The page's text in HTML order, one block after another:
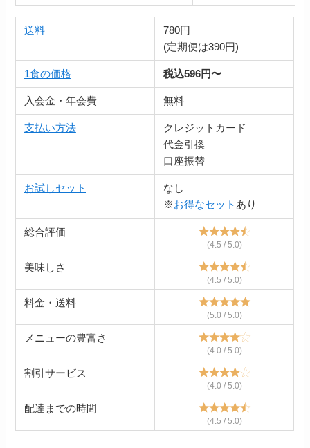
送料
780円
(定期便は390円)
1食の価格 税込596円〜
入会金・年会費 無料
支払い方法
クレジットカード
代金引換
口座振替
お試しセット
なし
※お得なセット あり
総合評価
(4.5 / 5.0)
美味しさ
(4.5 / 5.0)
料金・送料
(5.0 / 5.0)
メニューの豊富さ
(4.0 / 5.0)
割引サービス
(4.0 / 5.0)
配達までの時間
(4.5 / 5.0)